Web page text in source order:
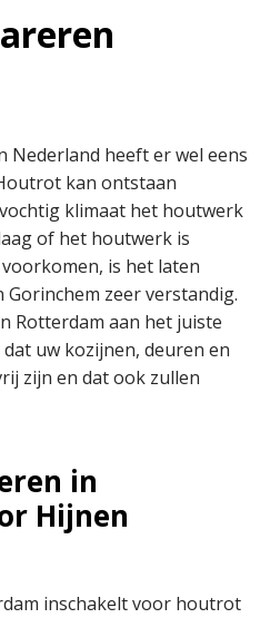
Nederland heeft er wel eens
kan ontstaan
klimaat het houtwerk
of het houtwerk is
is het laten
zeer verstandig.
Rotterdam aan het juiste
uw kozijnen, deuren en
zijn en dat ook zullen
in
Hijnen
inschakelt voor houtrot